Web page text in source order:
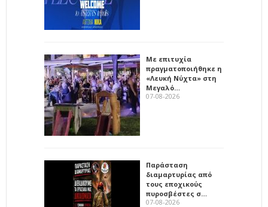
Με επιτυχία
πραγματοποιήθηκε η
«Λευκή Νύχτα» στη
Μεγαλό…
07-08-2026
Παράσταση
διαμαρτυρίας από
τους εποχικούς
πυροσβέστες σ…
07-08-2026